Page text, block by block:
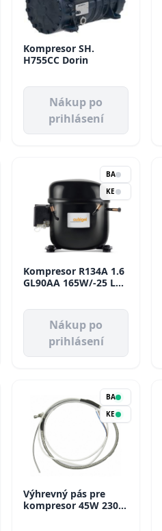
Kompresor SH.
H755CC Dorin
Nákup po
prihlásení
BA
KE
Kompresor R134A 1.6
GL90AA 165W/-25 LBP
Nákup po
prihlásení
BA
KE
Výhrevný pás pre
kompresor 45W 230V